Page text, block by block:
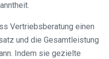
Vertriebsberatung einen
und die Gesamtleistung
Indem sie gezielte